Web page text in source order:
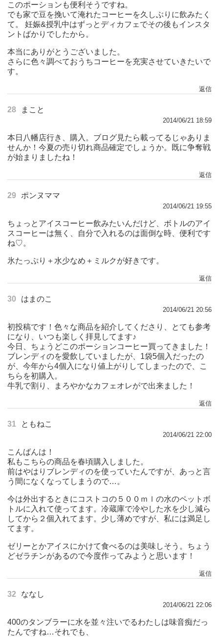
このポーションも便利そうですね。
でも家で豆を挽いて淹れたコーヒーを久しぶりに飲みたく
て。 妊娠&授乳中はずっとディカフェでその後もインスタ
ントばかりでしたから。
本当にありがとうございました。
さらに色々調べておうちコーヒーを充実させていきたいで
す。
返信
28 まこと
2014/06/21 18:59
本日八幡店行き、購入。ブログ見たら載ってるじゃありま
せんか！今夏の売り切れ商品確定でしょうか。既に争奪戦
が始まりましたね！
返信
29 ポンヌママ
2014/06/21 19:55
ちょっとアイスコーヒー飲みたいんだけど、ボトルのアイ
スコーヒーは無く、自分で入れるのは面倒な時、便利です
ね♡。
氷たっぷり＋水少なめ＋ミルクが好きです。
返信
30 はまのこ
2014/06/21 20:56
初投稿です！色々な商品を紹介してくださり、とても参考
になり、いつも楽しく拝見してます♪
今日、ちょうどこのポーションコーヒー買ってきました！
ブレンディのを愛飲していましたが、1袋5個入だったの
が、今年から4個入になり値上がりしてしまったので、こ
ちらを初購入。
牛乳で割り、まろやかなカフェオレがで出来ました！
返信
31 ともねこ
2014/06/21 22:00
こんばんは！
私もこちらの商品を春頃購入しました。
前はやはりブレンディのを使っていたんですが、あっと言
う間になくなってしまうので…。
今は外出するときにコストコの５００ｍｌの水のペットボ
トルに入れて使ってます。冷蔵庫で冷やした水を少し減ら
してから２個入れてます。少し薄めですが、私には満足し
てます。
ゼリーとかアイスにかけて食べるのは美味しそう。ちょう
どゼラチンがあるので今度作ってみようと思います！
返信
32 ななし
2014/06/21 22:06
400のタンブラーに水を並々注いでるわたしは味音痴だっ
たんですね…それでも、